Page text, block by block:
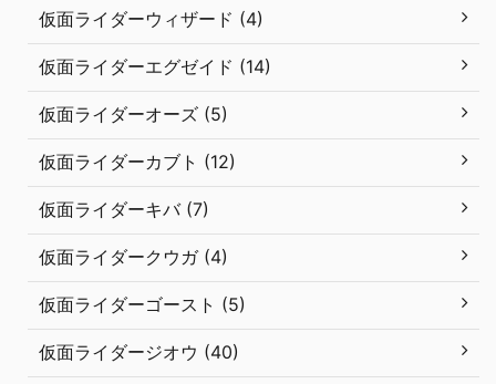
仮面ライダーウィザード (4)
仮面ライダーエグゼイド (14)
仮面ライダーオーズ (5)
仮面ライダーカブト (12)
仮面ライダーキバ (7)
仮面ライダークウガ (4)
仮面ライダーゴースト (5)
仮面ライダージオウ (40)